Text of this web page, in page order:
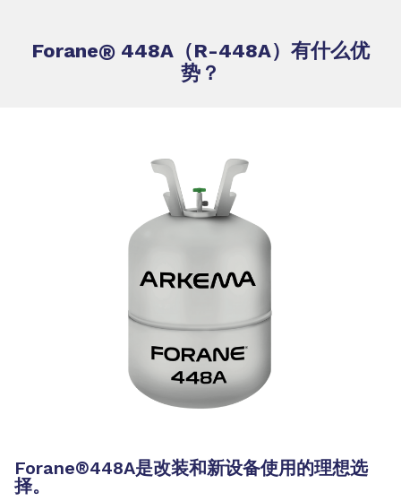
Forane® 448A（R-448A）有什么优
势？
Forane®448A是改装和新设备使用的理想选
择。